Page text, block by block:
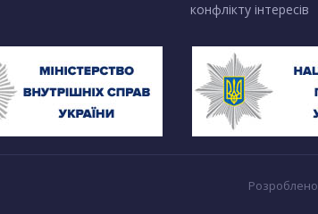
конфлікту інтересів
Розроблено